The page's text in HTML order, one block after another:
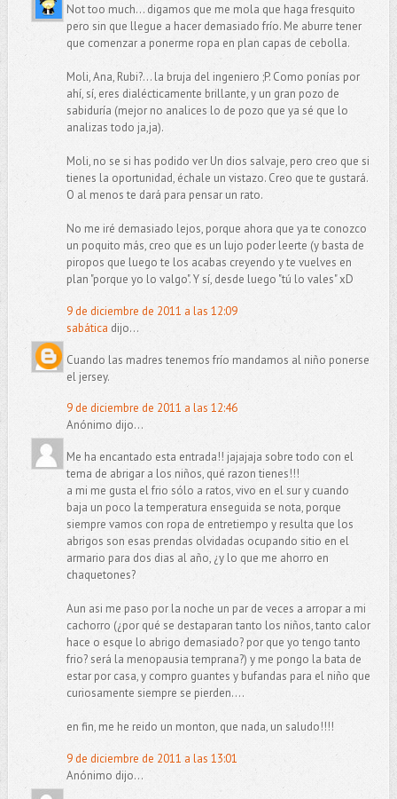
Not too much... digamos que me mola que haga fresquito
pero sin que llegue a hacer demasiado frío. Me aburre tener
que comenzar a ponerme ropa en plan capas de cebolla.
Moli, Ana, Rubi?... la bruja del ingeniero ;P. Como ponías por
ahí, sí, eres dialécticamente brillante, y un gran pozo de
sabiduría (mejor no analices lo de pozo que ya sé que lo
analizas todo ja,ja).
Moli, no se si has podido ver Un dios salvaje, pero creo que si
tienes la oportunidad, échale un vistazo. Creo que te gustará.
O al menos te dará para pensar un rato.
No me iré demasiado lejos, porque ahora que ya te conozco
un poquito más, creo que es un lujo poder leerte (y basta de
piropos que luego te los acabas creyendo y te vuelves en
plan "porque yo lo valgo". Y sí, desde luego "tú lo vales" xD
9 de diciembre de 2011 a las 12:09
sabática dijo...
Cuando las madres tenemos frío mandamos al niño ponerse
el jersey.
9 de diciembre de 2011 a las 12:46
Anónimo dijo...
Me ha encantado esta entrada!! jajajaja sobre todo con el
tema de abrigar a los niños, qué razon tienes!!!
a mi me gusta el frio sólo a ratos, vivo en el sur y cuando
baja un poco la temperatura enseguida se nota, porque
siempre vamos con ropa de entretiempo y resulta que los
abrigos son esas prendas olvidadas ocupando sitio en el
armario para dos dias al año, ¿y lo que me ahorro en
chaquetones?
Aun asi me paso por la noche un par de veces a arropar a mi
cachorro (¿por qué se destaparan tanto los niños, tanto calor
hace o esque lo abrigo demasiado? por que yo tengo tanto
frio? será la menopausia temprana?) y me pongo la bata de
estar por casa, y compro guantes y bufandas para el niño que
curiosamente siempre se pierden....
en fin, me he reido un monton, que nada, un saludo!!!!
9 de diciembre de 2011 a las 13:01
Anónimo dijo...